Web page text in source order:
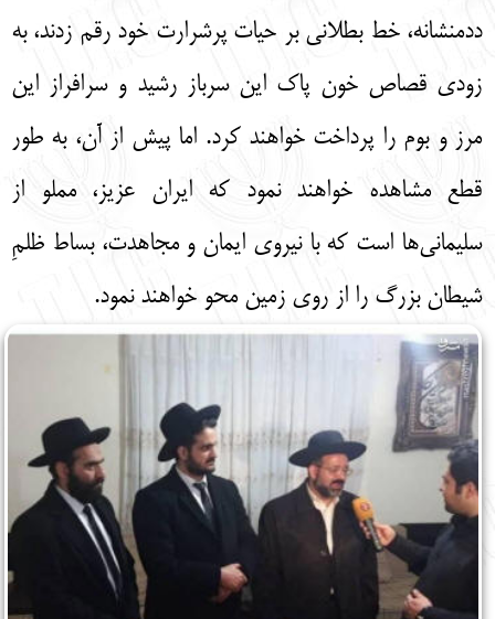
ددمنشانه، خط بطلانی بر حیات پرشرارت خود رقم زدند، به
زودی قصاص خون پاک این سرباز رشید و سرافراز این
مرز و بوم را پرداخت خواهند کرد. اما پیش از آن، به طور
قطع مشاهده خواهند نمود که ایران عزیز، مملو از
سلیمانی‌ها است که با نیروی ایمان و مجاهدت، بساط ظلمِ
شیطان بزرگ را از روی زمین محو خواهند نمود.